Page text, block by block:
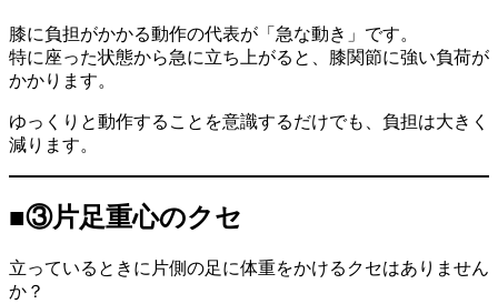
膝に負担がかかる動作の代表が「急な動き」です。
特に座った状態から急に立ち上がると、膝関節に強い負荷が
かかります。
ゆっくりと動作することを意識するだけでも、負担は大きく
減ります。
■③片足重心のクセ
立っているときに片側の足に体重をかけるクセはありません
か？